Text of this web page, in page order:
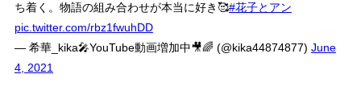
ち着く。物語の組み合わせが本当に好き🥰#花子とアン
pic.twitter.com/rbz1fwuhDD
— 希華_kika🎤YouTube動画増加中🎥🌈 (@kika44874877) June
4, 2021